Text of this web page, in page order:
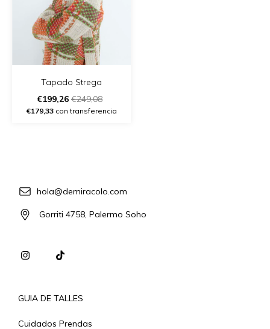
Tapado Strega
€199,26 €249,08
€179,33con transferencia
hola@demiracolo.com
Gorriti 4758, Palermo Soho
GUIA DE TALLES
Cuidados Prendas